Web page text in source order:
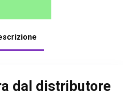
dal distributore